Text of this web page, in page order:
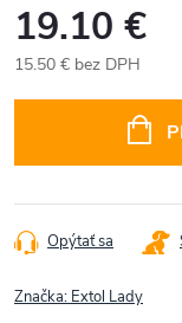
19.10 €
15.50 € bez DPH
Opýtať sa
Značka: Extol Lady